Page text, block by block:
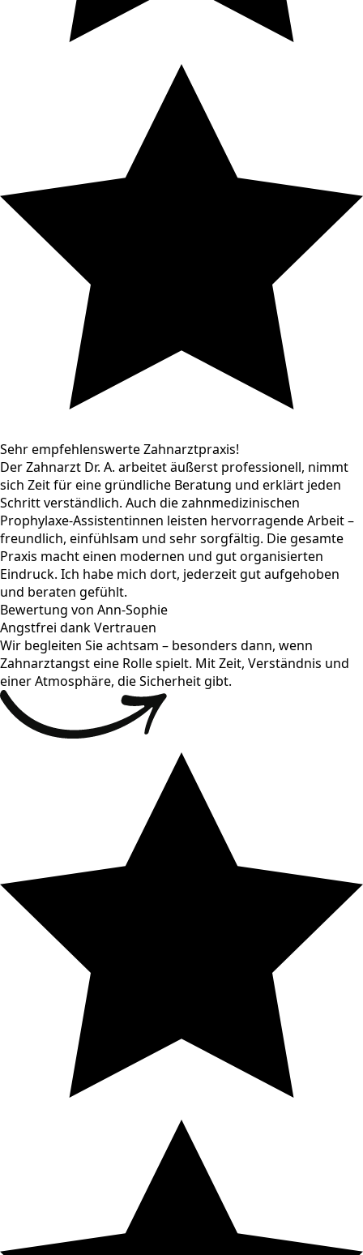
Sehr empfehlenswerte Zahnarztpraxis!
Der Zahnarzt Dr. A. arbeitet äußerst professionell, nimmt
sich Zeit für eine gründliche Beratung und erklärt jeden
Schritt verständlich. Auch die zahnmedizinischen
Prophylaxe-Assistentinnen leisten hervorragende Arbeit –
freundlich, einfühlsam und sehr sorgfältig. Die gesamte
Praxis macht einen modernen und gut organisierten
Eindruck. Ich habe mich dort, jederzeit gut aufgehoben
und beraten gefühlt.
Bewertung von Ann-Sophie
Angstfrei dank Vertrauen
Wir begleiten Sie achtsam – besonders dann, wenn
Zahnarztangst eine Rolle spielt. Mit Zeit, Verständnis und
einer Atmosphäre, die Sicherheit gibt.